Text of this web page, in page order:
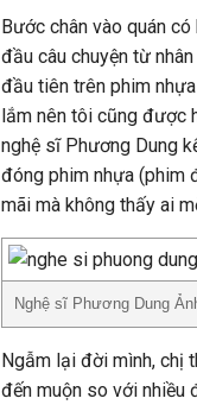
Bước chân vào quán
đầu câu chuyện từ
đầu tiên trên phim
lắm nên tôi cũng được
nghệ sĩ Phương Dung
đóng phim nhựa (phim
mãi mà không thấy ai
Nghệ sĩ Phương Dung
Ngẫm lại đời mình, chị
đến muộn so với nhiều